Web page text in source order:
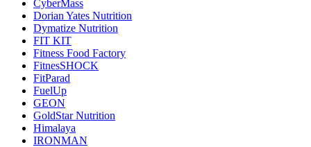
CyberMass
Dorian Yates Nutrition
Dymatize Nutrition
FIT KIT
Fitness Food Factory
FitnesSHOCK
FitParad
FuelUp
GEON
GoldStar Nutrition
Himalaya
IRONMAN